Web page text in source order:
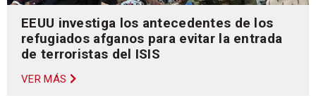
EEUU investiga los antecedentes de los
refugiados afganos para evitar la entrada
de terroristas del ISIS
VER MÁS